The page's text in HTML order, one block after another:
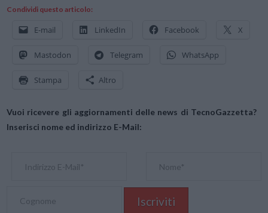
Condividi questo articolo:
E-mail LinkedIn Facebook X
Mastodon Telegram WhatsApp
Stampa Altro
Vuoi ricevere gli aggiornamenti delle news di TecnoGazzetta?
Inserisci nome ed indirizzo E-Mail: